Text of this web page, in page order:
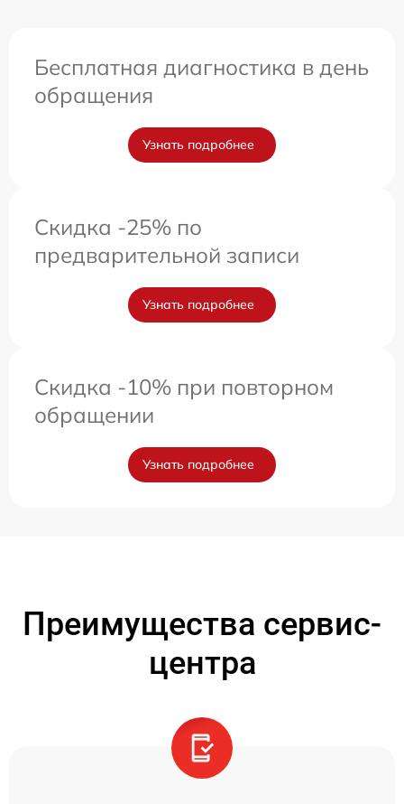
Бесплатная диагностика в день
обращения
Узнать подробнее
Скидка -25% по
предварительной записи
Узнать подробнее
Скидка -10% при повторном
обращении
Узнать подробнее
Преимущества сервис-
центра